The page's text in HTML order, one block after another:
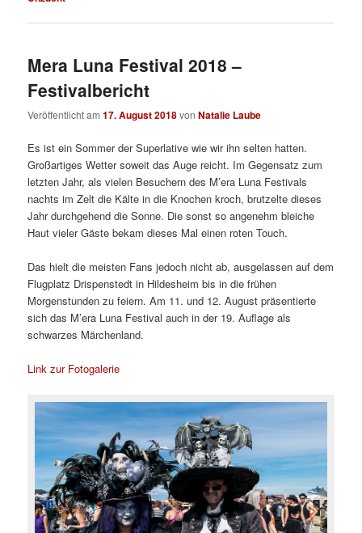
Mera Luna Festival 2018 –
Festivalbericht
Veröffentlicht am17. August 2018vonNatalie Laube
Es ist ein Sommer der Superlative wie wir ihn selten hatten.
Großartiges Wetter soweit das Auge reicht. Im Gegensatz zum
letzten Jahr, als vielen Besuchern des M’era Luna Festivals
nachts im Zelt die Kälte in die Knochen kroch, brutzelte dieses
Jahr durchgehend die Sonne. Die sonst so angenehm bleiche
Haut vieler Gäste bekam dieses Mal einen roten Touch.
Das hielt die meisten Fans jedoch nicht ab, ausgelassen auf dem
Flugplatz Drispenstedt in Hildesheim bis in die frühen
Morgenstunden zu feiern. Am 11. und 12. August präsentierte
sich das M’era Luna Festival auch in der 19. Auflage als
schwarzes Märchenland.
Link zur Fotogalerie